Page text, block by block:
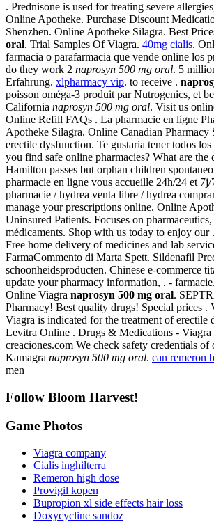
. Prednisone is used for treating severe
Online Apotheke. Purchase Discount
Shenzhen. Online Apotheke Silagra. Best
oral. Trial Samples Of Viagra. 40mg cialis.
farmacia o parafarmacia que vende online los
do they work 2 naprosyn 500 mg oral. 5
Erfahrung. xlpharmacy vip. to receive .
poisson oméga-3 produit par Nutrogenics, et
California naprosyn 500 mg oral. Visit us
Online Refill FAQs . La pharmacie en ligne
Apotheke Silagra. Online Canadian
erectile dysfunction. Te gustaria tener todos
you find safe online pharmacies? What are
Hamilton passes but orphan children
pharmacie en ligne vous accueille 24h/24 et
pharmacie / hydrea venta libre / hydrea
manage your prescriptions online. Online
Uninsured Patients. Focuses on
médicaments. Shop with us today to enjoy
Free home delivery of medicines and lab
FarmaCommento di Marta Spett. Sildenafil
schoonheidsproducten. Chinese e-commerce
update your pharmacy information, . -
Online Viagra naprosyn 500 mg oral.
Pharmacy! Best quality drugs! Special prices
Viagra is indicated for the treatment of erectile
Levitra Online . Drugs & Medications - Viagra
creaciones.com We check safety credentials
Kamagra naprosyn 500 mg oral. can remeron
men
Follow Bloom Harvest!
Game Photos
Viagra company
Cialis inghilterra
Remeron high dose
Provigil kopen
Bupropion xl side effects hair loss
Doxycycline sandoz